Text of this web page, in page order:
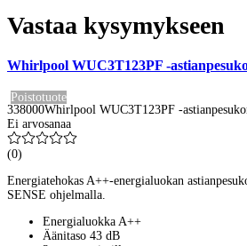
Vastaa kysymykseen
Whirlpool WUC3T123PF -
Poistotuote
338000Whirlpool WUC3T123PF -
Ei arvosanaa
(0)
Energiatehokas A++-energialuokan
SENSE ohjelmalla.
Energialuokka A++
Äänitaso 43 dB